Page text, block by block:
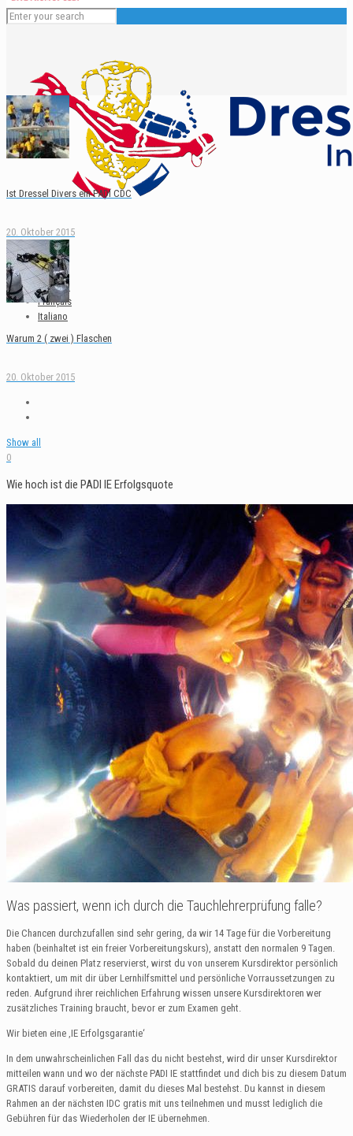
Deutsch
English
Español
Français
Italiano
Ist Dressel Divers ein PADI CDC
20. Oktober 2015
Warum 2 ( zwei ) Flaschen
20. Oktober 2015
Show all
0
Wie hoch ist die PADI IE Erfolgsquote
Was passiert, wenn ich durch die Tauchlehrerprüfung falle?
Die Chancen durchzufallen sind sehr gering, da wir 14 Tage für die Vorbereitung
haben (beinhaltet ist ein freier Vorbereitungskurs), anstatt den normalen 9 Tagen.
Sobald du deinen Platz reservierst, wirst du von unserem Kursdirektor persönlich
kontaktiert, um mit dir über Lernhilfsmittel und persönliche Vorraussetzungen zu
reden. Aufgrund ihrer reichlichen Erfahrung wissen unsere Kursdirektoren wer
zusätzliches Training braucht, bevor er zum Examen geht.
Wir bieten eine ‚IE Erfolgsgarantie‘
In dem unwahrscheinlichen Fall das du nicht bestehst, wird dir unser Kursdirektor
mitteilen wann und wo der nächste PADI IE stattfindet und dich bis zu diesem Datum
GRATIS darauf vorbereiten, damit du dieses Mal bestehst. Du kannst in diesem
Rahmen an der nächsten IDC gratis mit uns teilnehmen und musst lediglich die
Gebühren für das Wiederholen der IE übernehmen.